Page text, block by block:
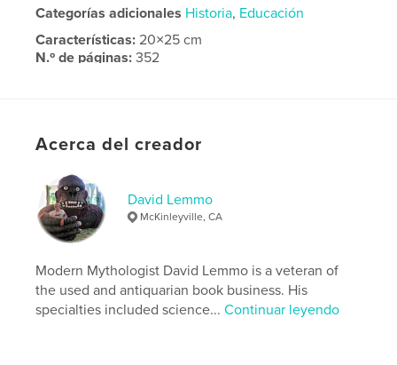
Categorías adicionales Historia, Educación
Características:20×25 cm
N.º de páginas:352
IdiomaEnglish
Acerca del creador
David Lemmo
McKinleyville, CA
Modern Mythologist David Lemmo is a veteran of
the used and antiquarian book business. His
specialties included science...Continuar leyendo